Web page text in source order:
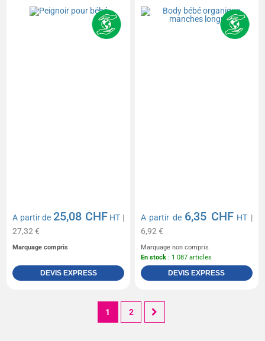
A partir de25,08 CHF HT |
27,32 €
Marquage compris
DEVIS EXPRESS
A partir de 6,35 CHF HT |
6,92 €
Marquage non compris
En stock : 1 087 articles
DEVIS EXPRESS
1 2